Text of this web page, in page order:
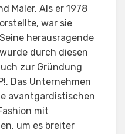
Maler. Als er 1978
war sie
herausragende
durch diesen
zur Gründung
Das Unternehmen
avantgardistischen
mit
um es breiter